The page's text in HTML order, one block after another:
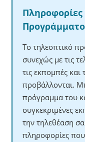
Το τηλεοπτικό
συνεχώς με τις
τις εκπομπές
προβάλλονται.
πρόγραμμα του
συγκεκριμένες
την τηλεθέαση
πληροφορίες